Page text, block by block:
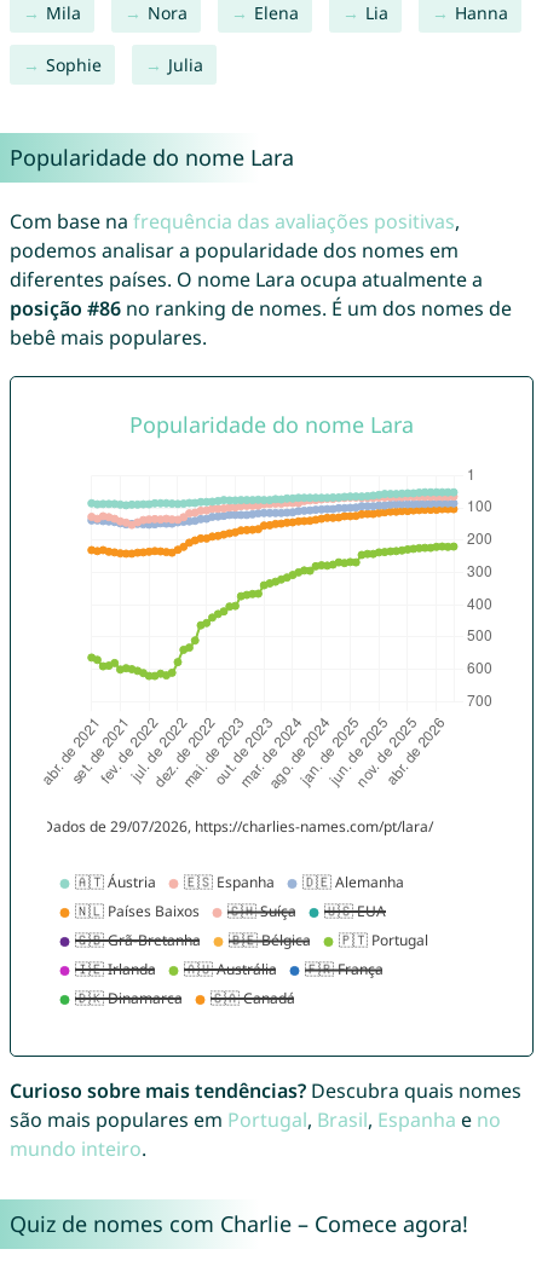
Mila Nora Elena Lia Hanna
Sophie Julia
Popularidade do nome Lara
Com base na frequência das avaliações positivas,
podemos analisar a popularidade dos nomes em
diferentes países. O nome Lara ocupa atualmente a
posição #86no ranking de nomes. É um dos nomes de
bebê mais populares.
Curioso sobre mais tendências?Descubra quais nomes
são mais populares em Portugal, Brasil, Espanha e no
mundo inteiro.
Quiz de nomes com Charlie – Comece agora!